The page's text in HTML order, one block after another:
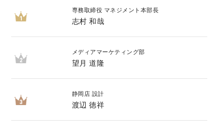
1
専務取締役 マネジメント本部長
志村 和哉
2
メディアマーケティング部
望月 道隆
3
静岡店 設計
渡辺 徳祥